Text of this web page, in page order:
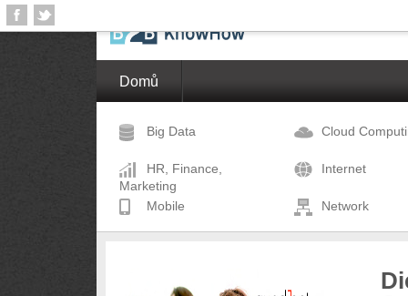
Domů
Big Data Cloud
HR, Finance,
Marketing
Internet
Mobile Network